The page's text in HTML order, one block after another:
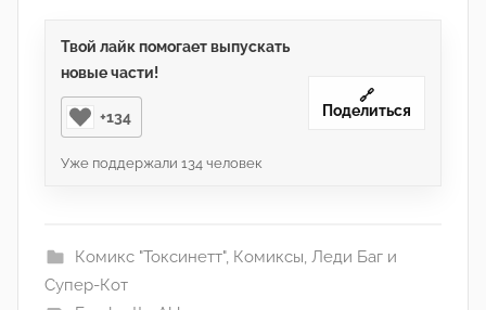
Твой лайк помогает выпускать
новые части!
+134
Уже поддержали 134 человек
🔗
Поделиться
Комикс "Токсинетт", Комиксы, Леди Баг и
Супер-Кот